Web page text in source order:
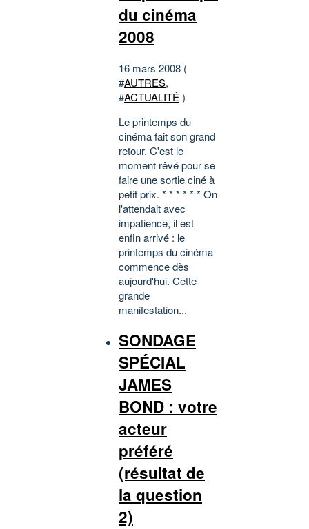
du cinéma
2008
16 mars 2008 (
#AUTRES,
#ACTUALITÉ )
Le printemps du
cinéma fait son grand
retour. C'est le
moment rêvé pour se
faire une sortie ciné à
petit prix. * * * * * * On
l'attendait avec
impatience, il est
enfin arrivé : le
printemps du cinéma
commence dès
aujourd'hui. Cette
grande
manifestation...
SONDAGE
SPÉCIAL
JAMES
BOND : votre
acteur
préféré
(résultat de
la question
2)